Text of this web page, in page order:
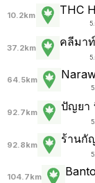
10.2km THC
37.2km คลีมา
64.5km
92.7km ปัญยา
92.8km ร้านกั
104.7km